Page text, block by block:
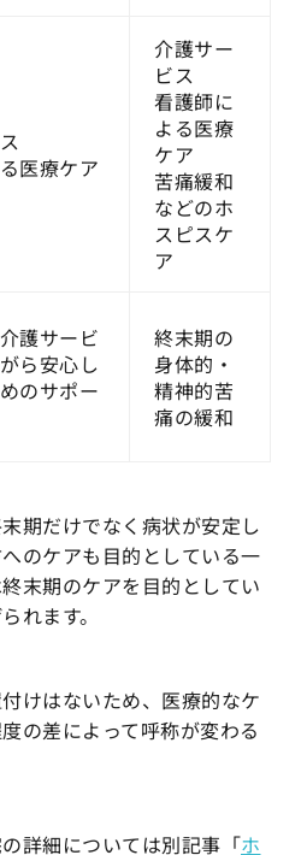
医療ケア
介護サー
ビス
看護師に
よる医療
ケア
苦痛緩和
などのホ
スピスケ
ア
護サービ
ら安心し
のサポー
終末期の
身体的・
精神的苦
痛の緩和
期だけでなく病状が安定し
のケアも目的としている一
末期のケアを目的としてい
れます。
けはないため、医療的なケ
の差によって呼称が変わる
詳細については別記事「ホ